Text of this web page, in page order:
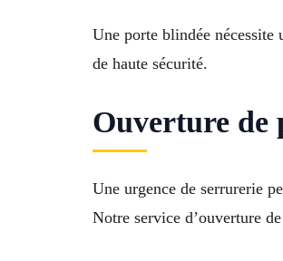
Une porte blindée nécessite
de haute sécurité.
Ouverture de
Une urgence de serrurerie
Notre service d’ouverture